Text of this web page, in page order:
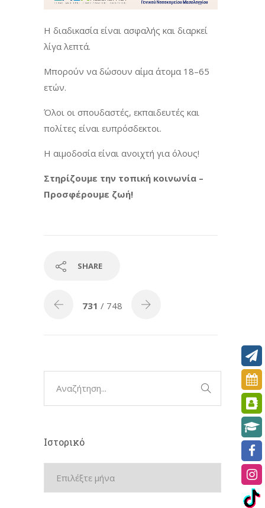
Η διαδικασία είναι ασφαλής και διαρκεί
λίγα λεπτά.
Μπορούν να δώσουν αίμα άτομα 18–65
ετών.
Όλοι οι σπουδαστές, εκπαιδευτές και
πολίτες είναι ευπρόσδεκτοι.
Η αιμοδοσία είναι ανοιχτή για όλους!
Στηρίζουμε την τοπική κοινωνία –
Προσφέρουμε ζωή!
SHARE
731 / 748
Ιστορικό